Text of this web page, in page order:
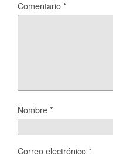
Comentario*
Nombre*
Correo electrónico*